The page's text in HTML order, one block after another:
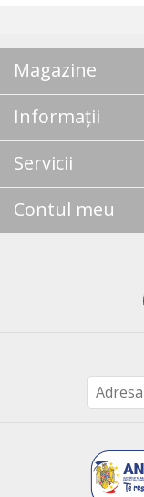
Magazine
Informații
Servicii
Contul meu